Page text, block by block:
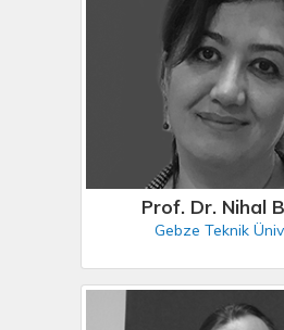
Prof. Dr. Nihal
Gebze Teknik